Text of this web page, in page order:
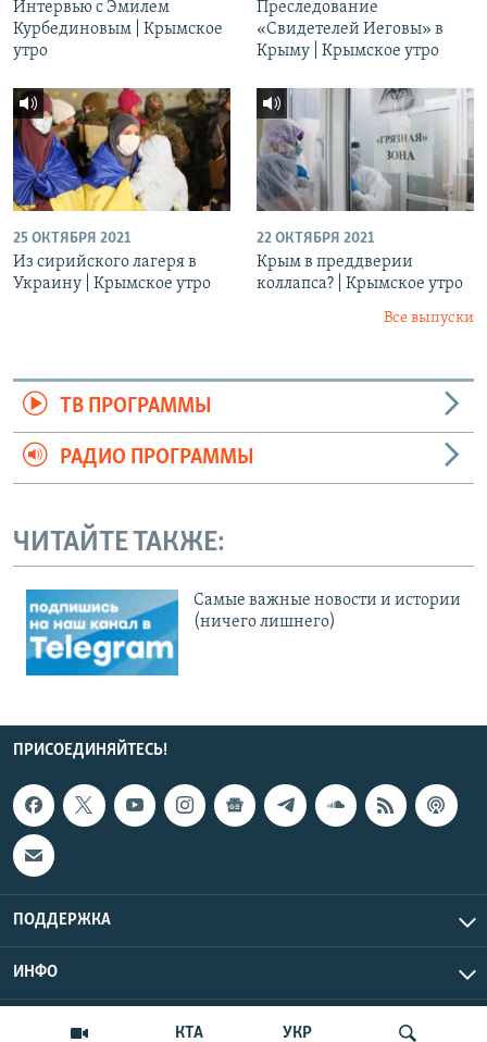
КТА УКР
Интервью с Эмилем
Курбединовым | Крымское
утро
Преследование
«Свидетелей Иеговы» в
Крыму | Крымское утро
25 ОКТЯБРЯ 2021
Из сирийского лагеря в
Украину | Крымское утро
22 ОКТЯБРЯ 2021
Крым в преддверии
коллапса? | Крымское утро
Все выпуски
ТВ ПРОГРАММЫ
РАДИО ПРОГРАММЫ
ЧИТАЙТЕ ТАКЖЕ:
Cамые важные новости и истории
(ничего лишнего)
ПРИСОЕДИНЯЙТЕСЬ!
ПОДДЕРЖКА
ИНФО
Copyright Крым.Реалии, 2026 | Все права защищены.
UTC+3